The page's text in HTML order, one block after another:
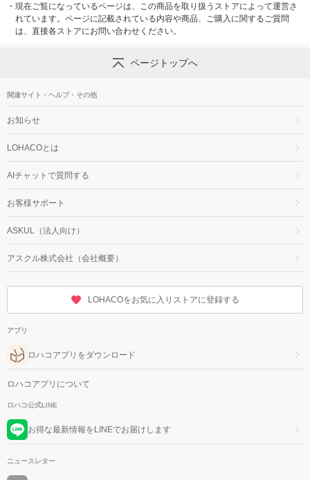
・ 現在ご覧になっているページは、この商品を取り扱うストアによって運営さ
れています。ページに記載されている内容や商品、ご購入に関するご質問
は、直接各ストアにお問い合わせください。
ページトップへ
関連サイト・ヘルプ・その他
お知らせ
LOHACOとは
AIチャットで質問する
お客様サポート
ASKUL（法人向け）
アスクル株式会社（会社概要）
LOHACOをお気に入りストアに登録する
アプリ
ロハコアプリをダウンロード
ロハコアプリについて
ロハコ公式LINE
お得な最新情報をLINEでお届けします
ニュースレター